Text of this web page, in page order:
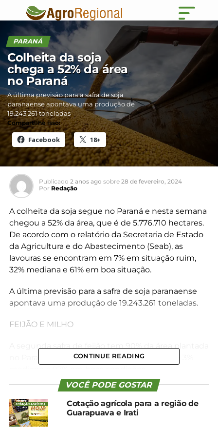
PARANÁ
Colheita da soja
chega a 52% da área
no Paraná
A última previsão para a safra de soja
paranaense apontava uma produção de
19.243.261 toneladas
Compartilhe isso:
Facebook 18+
Publicado 2 anos ago sobre 28 de fevereiro, 2024
Por Redação
A colheita da soja segue no Paraná e nesta semana
chegou a 52% da área, que é de 5.776.710 hectares.
De acordo com o relatório da Secretaria de Estado
da Agricultura e do Abastecimento (Seab), as
lavouras se encontram em 7% em situação ruim,
32% mediana e 61% em boa situação.
A última previsão para a safra de soja paranaense
apontava uma produção de 19.243.261 toneladas.
FEIJÃO E MILHO
no Paraná. A situação atual dos plantios é de 3%
Já o milho de primeira safra chegou a 65% da área
colhida, com 63% do que resta no campo em boas
condições, 29% em média e 8% em situação ruim.
O milho de segunda safra tem 66% da área
CONTINUE READING
VOCÊ PODE GOSTAR
Cotação agrícola para a região de
Guarapuava e Irati